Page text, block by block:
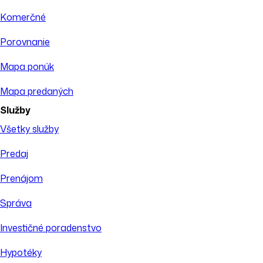
Komerčné
Porovnanie
Mapa ponúk
Mapa predaných
Služby
Všetky služby
Predaj
Prenájom
Správa
Investičné poradenstvo
Hypotéky